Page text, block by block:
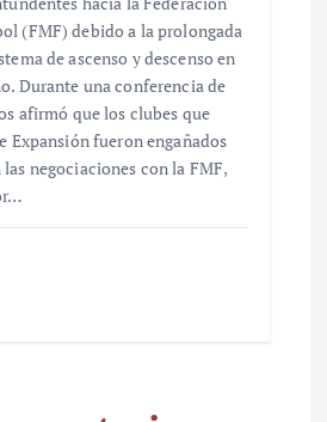
(FMF) debido a la prolongada
de ascenso y descenso en
Durante una conferencia de
afirmó que los clubes que
Expansión fueron engañados
negociaciones con la FMF,